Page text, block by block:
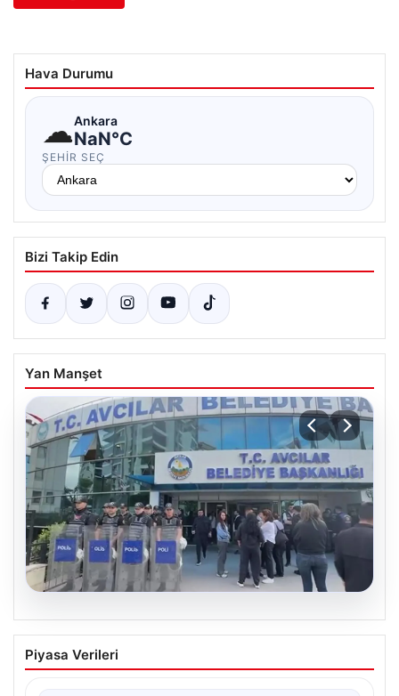
Hava Durumu
☁Ankara
NaN°C
ŞEHIR SEÇ
Bizi Takip Edin
Yan Manşet
05.08.2026
Avcılar Belediyesi’ne operasyon. 12
şüpheli gözaltına alındı
Piyasa Verileri